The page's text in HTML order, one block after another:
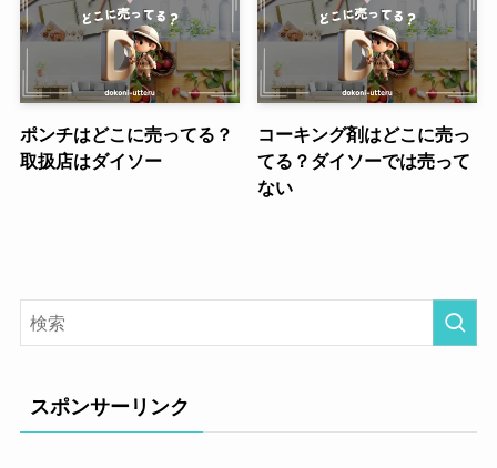
ポンチはどこに売ってる？
取扱店はダイソー
コーキング剤はどこに売っ
てる？ダイソーでは売って
ない
スポンサーリンク